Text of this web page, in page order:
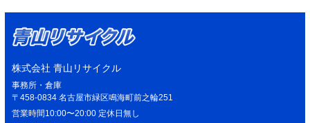
株式会社 青山リサイクル
事務所・倉庫
〒458-0834 名古屋市緑区鳴海町前之輪251
営業時間10:00〜20:00 定休日無し